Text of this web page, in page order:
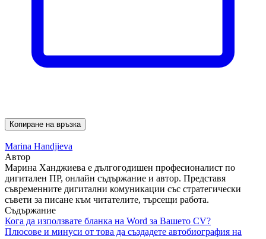
Копиране на връзка
Marina Handjieva
Автор
Марина Ханджиева е дългогодишен професионалист по
дигитален ПР, онлайн съдържание и автор. Представя
съвременните дигитални комуникации със стратегически
съвети за писане към читателите, търсещи работа.
Съдържание
Кога да използвате бланка на Word за Вашето CV?
Плюсове и минуси от това да създадете автобиография на